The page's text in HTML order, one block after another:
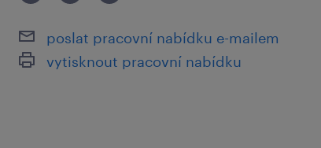
znalost systému SAP - výhodou
poslat pracovní nabídku e-mailem
vytisknout pracovní nabídku